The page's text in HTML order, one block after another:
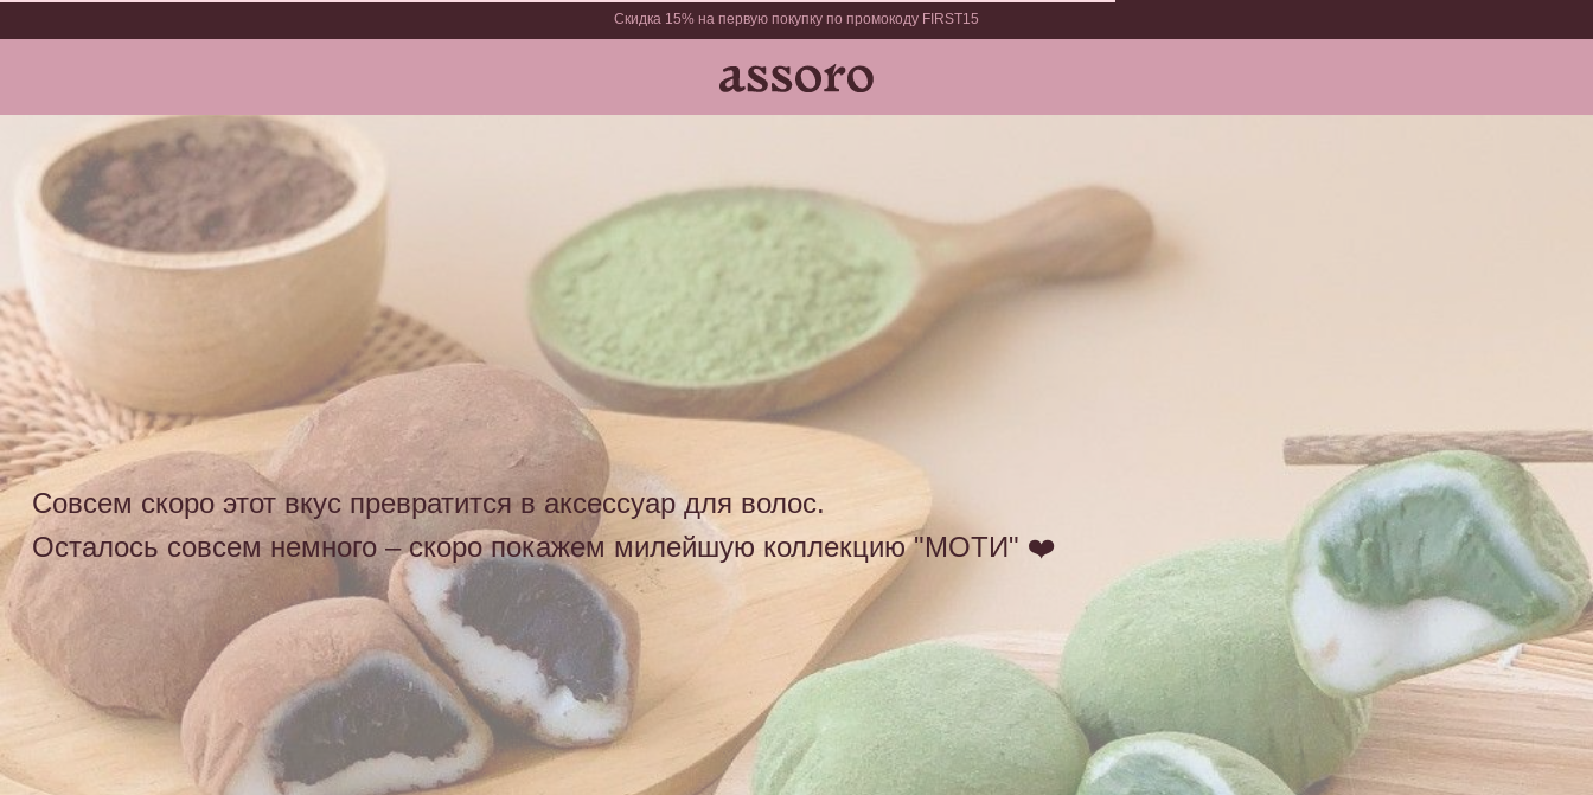
Скидка 15% на первую покупку по промокоду FIRST15
Совсем скоро этот вкус превратится в аксессуар для волос.
Осталось совсем немного – скоро покажем милейшую коллекцию "МОТИ" ❤️